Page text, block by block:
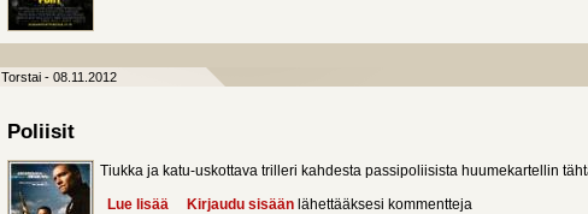
Torstai - 08.11.2012
Poliisit
Tiukka ja katu-uskottava trilleri kahdesta passipoliisista huumekartellin
Lue lisää about Poliisit
Kirjaudu sisään lähettääksesi kommentteja